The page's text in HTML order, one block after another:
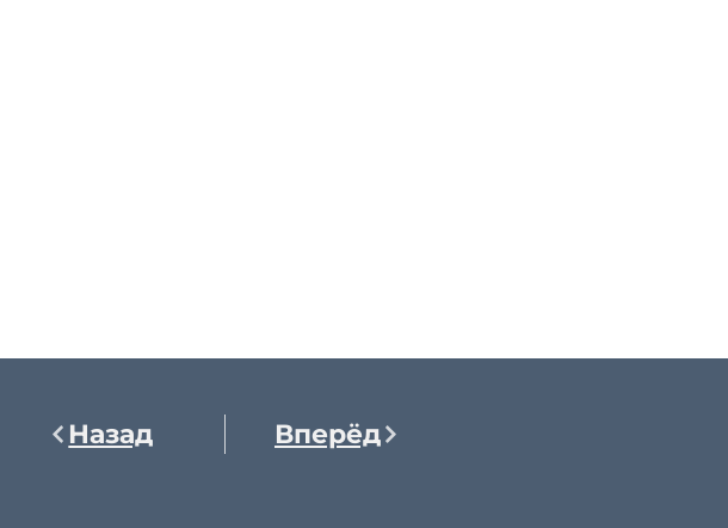
Назад Вперёд